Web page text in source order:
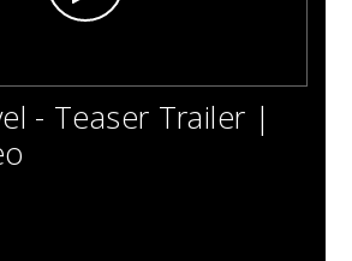
- Teaser Trailer |